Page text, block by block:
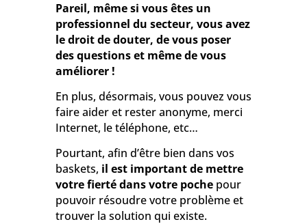
Pareil, même si vous êtes un
professionnel du secteur, vous avez
le droit de douter, de vous poser
des questions et même de vous
améliorer !
En plus, désormais, vous pouvez vous
faire aider et rester anonyme, merci
Internet, le téléphone, etc…
Pourtant, afin d’être bien dans vos
baskets, il est important de mettre
votre fierté dans votre pochepour
pouvoir résoudre votre problème et
trouver la solution qui existe.